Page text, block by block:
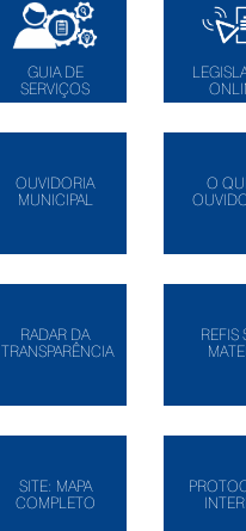
GUIA DE
SERVIÇOS
OUVIDORIA
MUNICIPAL
O
RADAR DA
TRANSPARÊNCIA
REFIS
SITE: MAPA
COMPLETO